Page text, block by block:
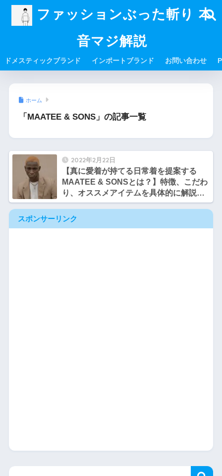
ファッションぶった斬り 本
音マジ解説
ドメスティックブランド インポートブランド お問い合わせ
ホーム
「MAATEE & SONS」の記事一覧
2022年2月22日
【真に愛着が持てる日常着を提案する
MAATEE & SONSとは？】特徴、こだわ
り、オススメアイテムを具体的に解説
【サトシとヒロシのファッション談義】
スポンサーリンク